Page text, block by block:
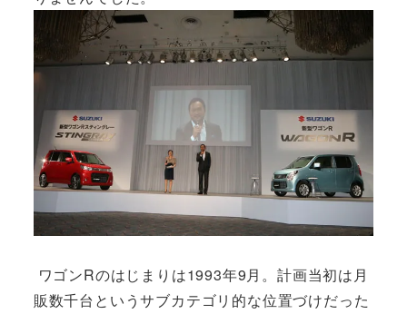
ワゴンRのはじまりは1993年9月。計画当初は月
販数千台というサブカテゴリ的な位置づけだった